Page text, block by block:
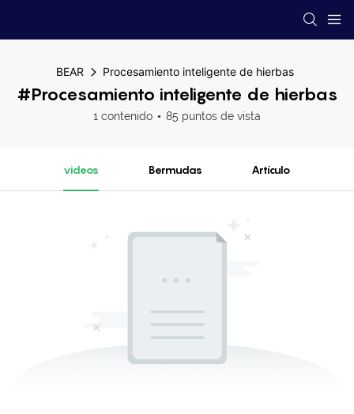
BEAR Procesamiento inteligente de hierbas
#Procesamiento inteligente de hierbas
1 contenido 85 puntos de vista
videos Bermudas Artículo